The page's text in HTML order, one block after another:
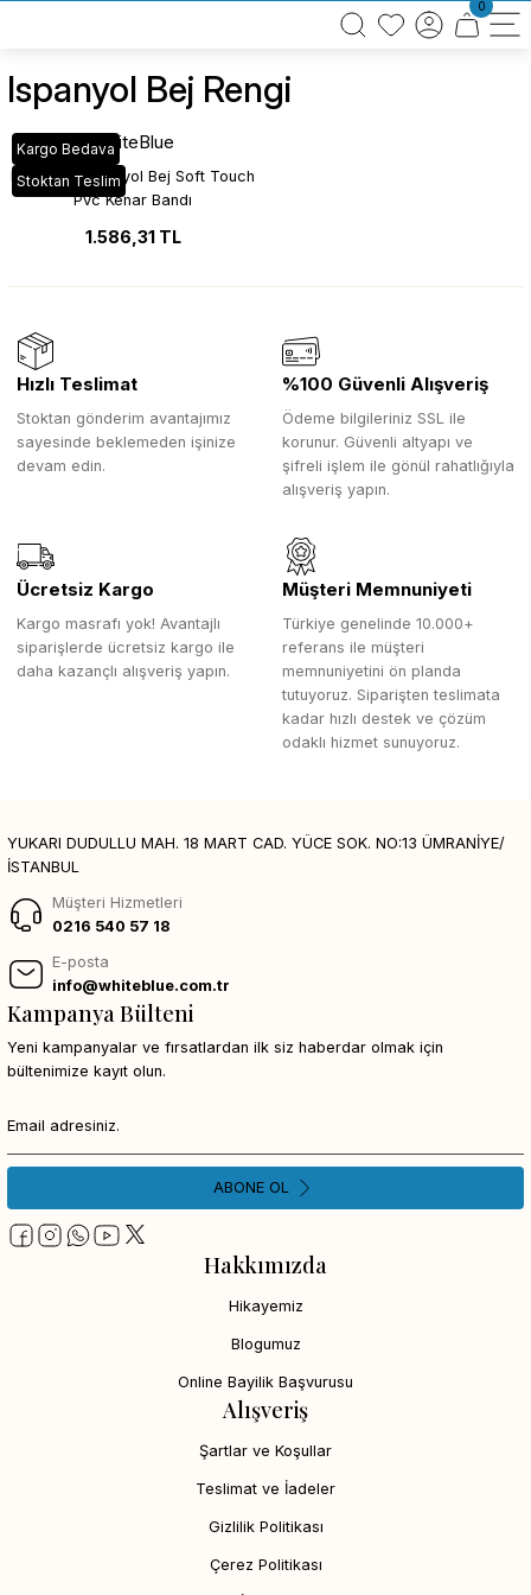
BÜTÜN ALIŞVERİŞLERİNİZDE KARGO BEDAVA!
TÜRKİYE GENELİNDE 10.000 MÜŞTERİ REFERANSI
0
Ispanyol Bej Rengi
Kargo Bedava
Stoktan Teslim
WhiteBlue
MAT_86A İspanyol Bej Soft Touch
Pvc Kenar Bandı
1.586,31 TL
Hızlı Teslimat
Stoktan gönderim avantajımız
sayesinde beklemeden işinize
devam edin.
%100 Güvenli Alışveriş
Ödeme bilgileriniz SSL ile
korunur. Güvenli altyapı ve
şifreli işlem ile gönül rahatlığıyla
alışveriş yapın.
Ücretsiz Kargo
Kargo masrafı yok! Avantajlı
siparişlerde ücretsiz kargo ile
daha kazançlı alışveriş yapın.
Müşteri Memnuniyeti
Türkiye genelinde 10.000+
referans ile müşteri
memnuniyetini ön planda
tutuyoruz. Siparişten teslimata
kadar hızlı destek ve çözüm
odaklı hizmet sunuyoruz.
YUKARI DUDULLU MAH. 18 MART CAD. YÜCE SOK. NO:13 ÜMRANİYE/
İSTANBUL
Müşteri Hizmetleri
0216 540 57 18
E-posta
info@whiteblue.com.tr
Hakkımızda
Hikayemiz
Blogumuz
Online Bayilik Başvurusu
Alışveriş
Şartlar ve Koşullar
Teslimat ve İadeler
Gizlilik Politikası
Çerez Politikası
Kampanya Bülteni
Yeni kampanyalar ve fırsatlardan ilk siz haberdar olmak için
bültenimize kayıt olun.
ABONE OL